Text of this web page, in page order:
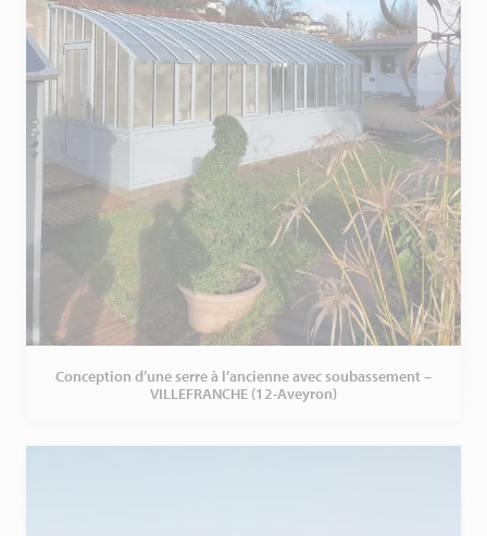
Conception d’une serre à l’ancienne avec soubassement –
VILLEFRANCHE (12-Aveyron)